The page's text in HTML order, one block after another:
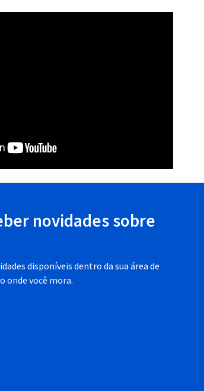
novidades sobre
disponíveis dentro da sua área de
onde você mora.